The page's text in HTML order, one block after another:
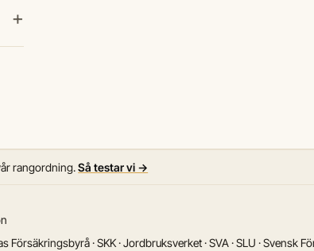
+
rangordning.Så testar vi →
Försäkringsbyrå · SKK · Jordbruksverket · SVA · SLU · Svensk